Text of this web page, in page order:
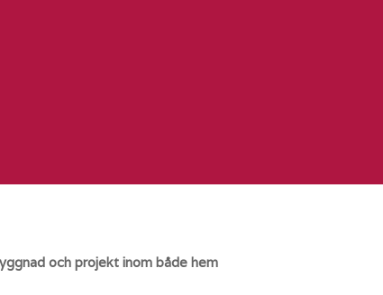
och projekt inom både hem